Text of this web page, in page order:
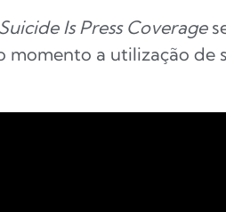
Is Press Coverage
a utilização de